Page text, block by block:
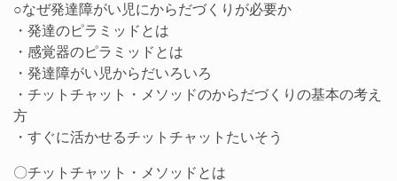
○なぜ発達障がい児にからだづくりが必要か
・発達のピラミッドとは
・感覚器のピラミッドとは
・発達障がい児からだいろいろ
・チットチャット・メソッドのからだづくりの基本の考え
方
・すぐに活かせるチットチャットたいそう
〇チットチャット・メソッドとは